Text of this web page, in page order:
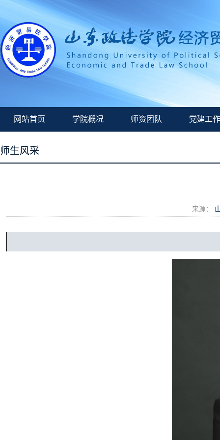
网站首页 学院概况 师资团队 党建工作
师生风采
来源：